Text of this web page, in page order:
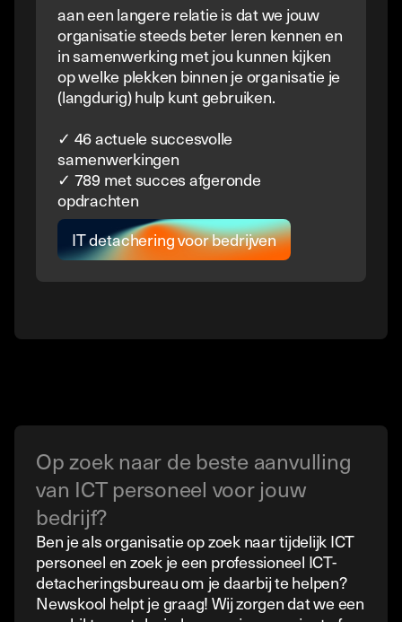
aan een langere relatie is dat we jouw
organisatie steeds beter leren kennen en
in samenwerking met jou kunnen kijken
op welke plekken binnen je organisatie je
(langdurig) hulp kunt gebruiken.
✓ 46 actuele succesvolle
samenwerkingen
✓ 789 met succes afgeronde
opdrachten
IT detachering voor bedrijven
Op zoek naar de beste aanvulling
van ICT personeel voor jouw
bedrijf?
Ben je als organisatie op zoek naar tijdelijk ICT
personeel en zoek je een professioneel ICT-
detacheringsbureau om je daarbij te helpen?
Newskool helpt je graag! Wij zorgen dat we een